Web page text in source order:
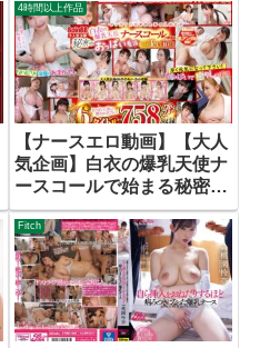
4時間以上作品
【ナースエロ動画】【大人
気企画】白衣の爆乳天使ナ
ースコールで始まる秘密の
おっぱい看護collection ノ
ーカット6タイトル 758分
収録【最大Mcup】
Fitch